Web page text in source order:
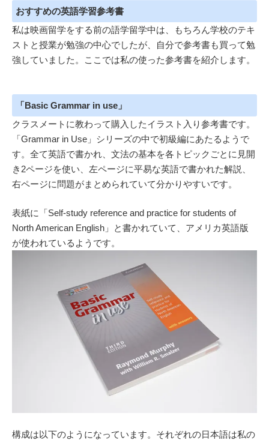
おすすめの英語学習参考書
私は映画留学をする前の語学留学中は、もちろん学校のテキ
ストと授業が勉強の中心でしたが、自分で参考書も買って勉
強していました。ここでは私の使った参考書を紹介します。
「Basic Grammar in use」
クラスメートに教わって購入したイラスト入り参考書です。
「Grammar in Use」シリーズの中で初級編にあたるようで
す。全て英語で書かれ、文法の基本を各トピックごとに見開
き2ページを使い、左ページに平易な英語で書かれた解説、
右ページに問題がまとめられていて分かりやすいです。
表紙に「Self-study reference and practice for students of
North American English」と書かれていて、アメリカ英語版
が使われているようです。
構成は以下のようになっています。それぞれの日本語は私の